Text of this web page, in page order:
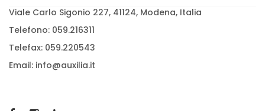
Viale Carlo Sigonio 227, 41124, Modena, Italia
Telefono: 059.216311
Telefax: 059.220543
Email: info@auxilia.it